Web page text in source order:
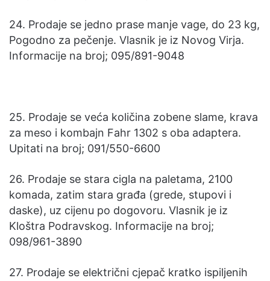
24. Prodaje se jedno prase manje vage, do 23 kg,
Pogodno za pečenje. Vlasnik je iz Novog Virja.
Informacije na broj; 095/891-9048
25. Prodaje se veća količina zobene slame, krava
za meso i kombajn Fahr 1302 s oba adaptera.
Upitati na broj; 091/550-6600
26. Prodaje se stara cigla na paletama, 2100
komada, zatim stara građa (grede, stupovi i
daske), uz cijenu po dogovoru. Vlasnik je iz
Kloštra Podravskog. Informacije na broj;
098/961-3890
27. Prodaje se električni cjepač kratko ispiljenih